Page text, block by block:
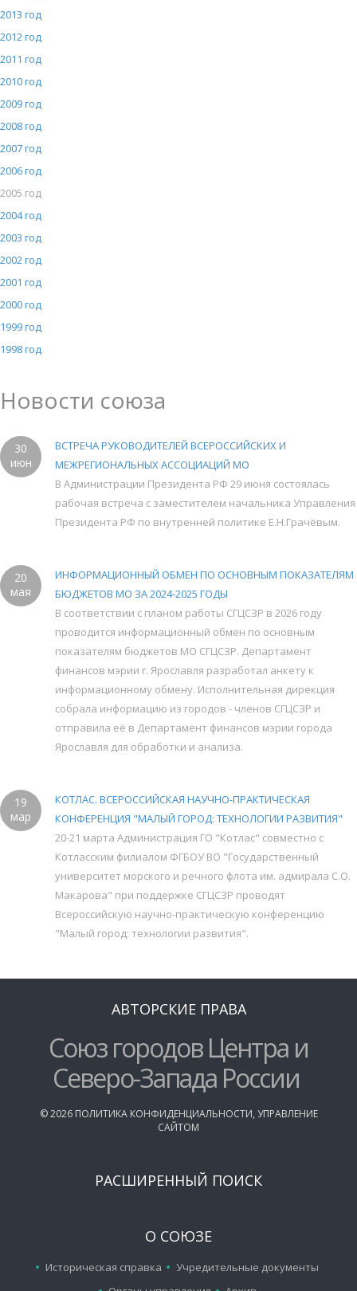
2013 год
2012 год
2011 год
2010 год
2009 год
2008 год
2007 год
2006 год
2005 год
2004 год
2003 год
2002 год
2001 год
2000 год
1999 год
1998 год
Новости союза
30
июн
ВСТРЕЧА РУКОВОДИТЕЛЕЙ ВСЕРОССИЙСКИХ И
МЕЖРЕГИОНАЛЬНЫХ АССОЦИАЦИЙ МО
В Администрации Президента РФ 29 июня состоялась
рабочая встреча с заместителем начальника Управления
Президента РФ по внутренней политике Е.Н.Грачёвым.
20
мая
ИНФОРМАЦИОННЫЙ ОБМЕН ПО ОСНОВНЫМ ПОКАЗАТЕЛЯМ
БЮДЖЕТОВ МО ЗА 2024-2025 ГОДЫ
В соответствии с планом работы СГЦСЗР в 2026 году
проводится информационный обмен по основным
показателям бюджетов МО СГЦСЗР. Департамент
финансов мэрии г. Ярославля разработал анкету к
информационному обмену. Исполнительная дирекция
собрала информацию из городов - членов СГЦСЗР и
отправила её в Департамент финансов мэрии города
Ярославля для обработки и анализа.
19
мар
КОТЛАС. ВСЕРОССИЙСКАЯ НАУЧНО-ПРАКТИЧЕСКАЯ
КОНФЕРЕНЦИЯ "МАЛЫЙ ГОРОД: ТЕХНОЛОГИИ РАЗВИТИЯ"
20-21 марта Администрация ГО "Котлас" совместно с
Котласским филиалом ФГБОУ ВО "Государственный
университет морского и речного флота им. адмирала С.О.
Макарова" при поддержке СГЦСЗР проводят
Всероссийскую научно-практическую конференцию
"Малый город: технологии развития".
АВТОРСКИЕ ПРАВА
Союз городов Центра и
Северо-Запада России
©2026 ПОЛИТИКА КОНФИДЕНЦИАЛЬНОСТИ, УПРАВЛЕНИЕ
САЙТОМ
РАСШИРЕННЫЙ ПОИСК
О СОЮЗЕ
Историческая справка
Учредительные документы